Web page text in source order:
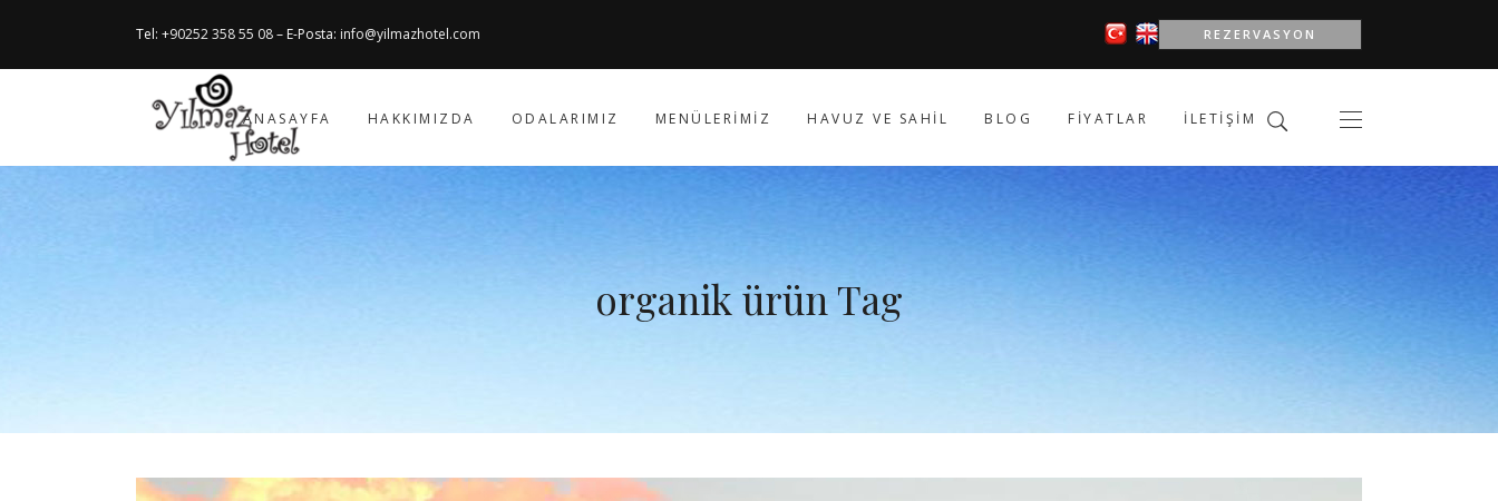
Tel: +90252 358 55 08– E-Posta: info@yilmazhotel.com REZERVASYON
ANASAYFA HAKKIMIZDA ODALARIMIZ MENÜLERIMIZ HAVUZ VE SAHIL BLOG FIYATLAR İLETIŞIM
organik ürün Tag